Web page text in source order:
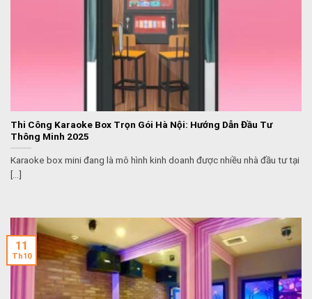
Thi Công Karaoke Box Trọn Gói Hà Nội: Hướng Dẫn Đầu Tư
Thông Minh 2025
Karaoke box mini đang là mô hình kinh doanh được nhiều nhà đầu tư tại
[...]
11
Th10